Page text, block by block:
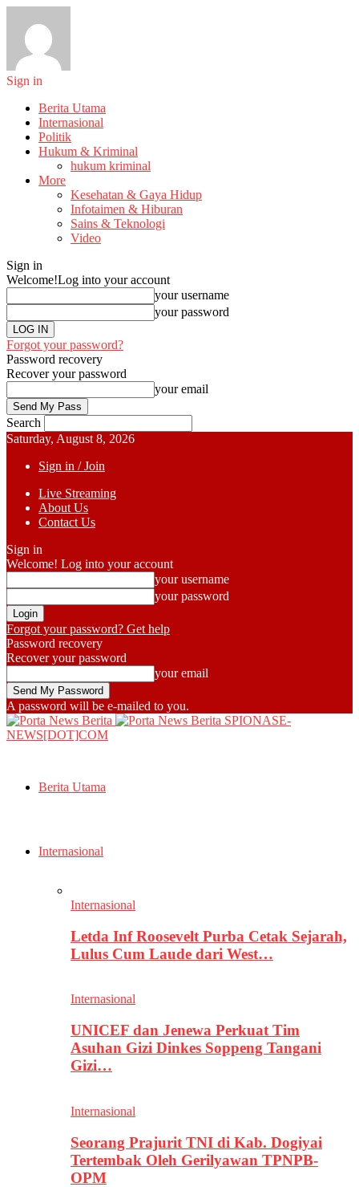
Sign in
Berita Utama
Internasional
Politik
Hukum & Kriminal
hukum kriminal
More
Kesehatan & Gaya Hidup
Infotaimen & Hiburan
Sains & Teknologi
Video
Sign in
Welcome!Log into your account
your username
your password
Forgot your password?
Password recovery
Recover your password
your email
Search
Saturday, August 8, 2026
Sign in / Join
Live Streaming
About Us
Contact Us
Sign in
Welcome! Log into your account
your username
your password
Forgot your password? Get help
Password recovery
Recover your password
your email
A password will be e-mailed to you.
SPIONASE-
NEWS[DOT]COM
Berita Utama
Internasional
Internasional
Letda Inf Roosevelt Purba Cetak Sejarah,
Lulus Cum Laude dari West…
Internasional
UNICEF dan Jenewa Perkuat Tim
Asuhan Gizi Dinkes Soppeng Tangani
Gizi…
Internasional
Seorang Prajurit TNI di Kab. Dogiyai
Tertembak Oleh Gerilyawan TPNPB-
OPM